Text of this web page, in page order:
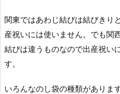
関東ではあわじ結びは結びきり
産祝いには使いません。でも関
結びは違うものなので出産祝い
す。
いろんなのし袋の種類がありま